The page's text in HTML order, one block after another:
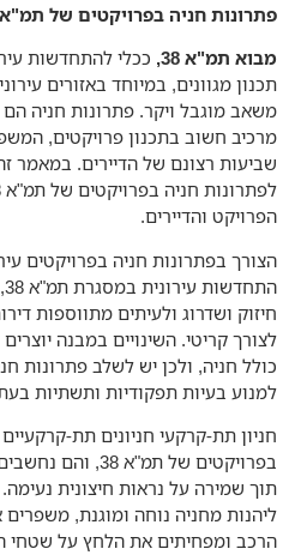
פתרונות חניה בפרויקטים של תמ"א 38
מבוא תמ"א 38,
ככלי להתחדשות
תכנון מגוונים, במיוחד באזורים
משאב מוגבל ויקר. פתרונות חניה
מרכיב חשוב בתכנון פרויקטים,
שביעות רצונם של הדיירים. במאמר
הפרויקט והדיירים.
הצורך בפתרונות חניה בפרויקטים
חיזוק ושדרוג ולעיתים מתווספות
לצורך קריטי. השינויים במבנה
כולל חניה, ולכן יש לשלב פתרונות
למנוע בעיות תפקודיות ותשתיות
חניון תת-קרקעי חניונים תת-
בפרויקטים של תמ"א
תוך שמירה על נראות חיצונית
ליהנות מחניה נוחה ומוגנת,
הרכב ומפחיתים את הלחץ על שטחי